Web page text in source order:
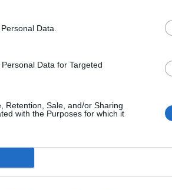
Data.
Data for Targeted
Retention, Sale, and/or Sharing
with the Purposes for which it